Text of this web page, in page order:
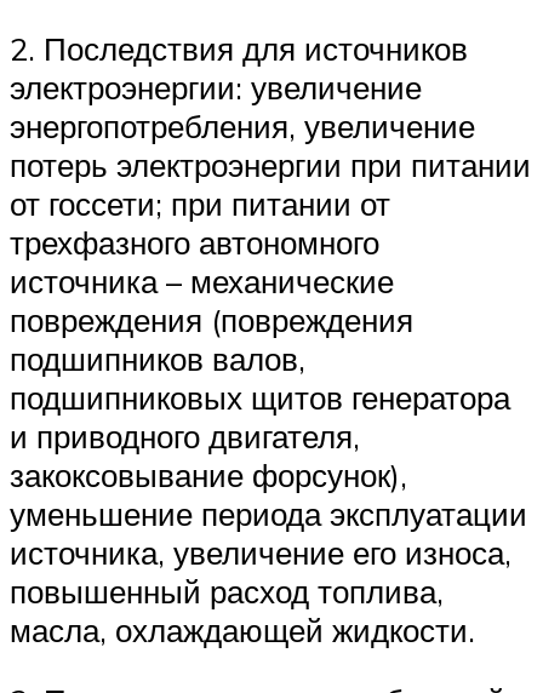
2. Последствия для источников
электроэнергии: увеличение
энергопотребления, увеличение
потерь электроэнергии при питании
от госсети; при питании от
трехфазного автономного
источника – механические
повреждения (повреждения
подшипников валов,
подшипниковых щитов генератора
и приводного двигателя,
закоксовывание форсунок),
уменьшение периода эксплуатации
источника, увеличение его износа,
повышенный расход топлива,
масла, охлаждающей жидкости.